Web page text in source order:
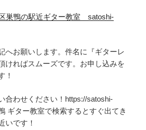
巣鴨の駅近ギター教室 satoshi-
へお願いします。件名に『ギターレ
ければスムーズです。お申し込みを
！
合わせください！https://satoshi-
ギター教室で検索するとすぐ出てき
いです！